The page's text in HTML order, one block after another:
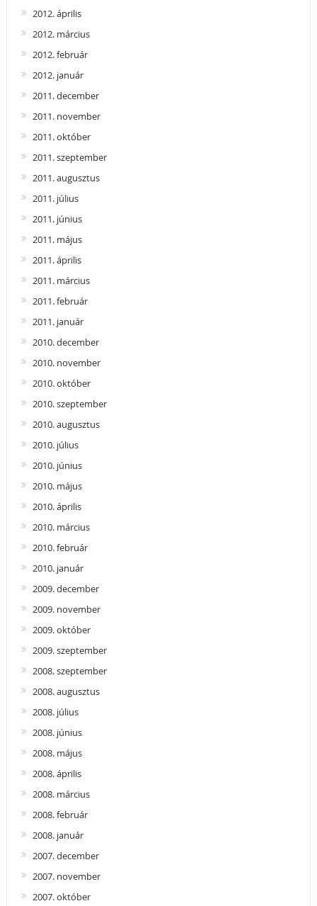
2012. április
2012. március
2012. február
2012. január
2011. december
2011. november
2011. október
2011. szeptember
2011. augusztus
2011. július
2011. június
2011. május
2011. április
2011. március
2011. február
2011. január
2010. december
2010. november
2010. október
2010. szeptember
2010. augusztus
2010. július
2010. június
2010. május
2010. április
2010. március
2010. február
2010. január
2009. december
2009. november
2009. október
2009. szeptember
2008. szeptember
2008. augusztus
2008. július
2008. június
2008. május
2008. április
2008. március
2008. február
2008. január
2007. december
2007. november
2007. október